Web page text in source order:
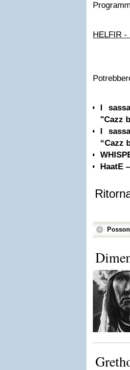
HELFIR -
I
"Cazz
I
“Cazz
HaatE